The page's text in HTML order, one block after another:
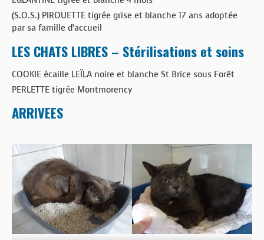
(S.O.S.) PIROUETTE tigrée grise et blanche 17 ans adoptée
par sa famille d’accueil
LES CHATS LIBRES – Stérilisations et soins
COOKIE écaille LEÏLA noire et blanche St Brice sous Forêt
PERLETTE tigrée Montmorency
ARRIVEES